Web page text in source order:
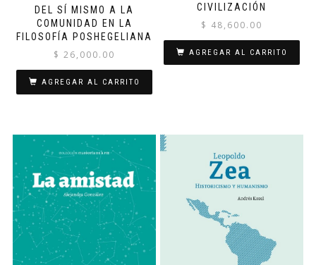
DEL SÍ MISMO A LA
COMUNIDAD EN LA
FILOSOFÍA POSHEGELIANA
$ 26,000.00
AGREGAR AL CARRITO
CIVILIZACIÓN
$ 48,600.00
AGREGAR AL CARRITO